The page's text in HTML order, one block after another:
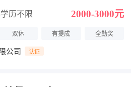
历不限 2000-3000元
双休 有提成 全勤奖
公司 认证